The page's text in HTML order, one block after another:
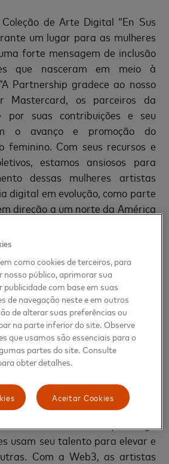
de Arte Digital “En Sus
um lugar para as mulheres
forte mensagem de inclusão
que nasceram em meio à
Partnership gradece ao nosso
Mastercard, os parceiros da
por suas contribuições e seu
o avanço e promoção do
feminino. Com seus recursos e
estamos ansiosos para
dessas mulheres artistas
digital em evolução, como parte
direção a um norte da América
de The Partnership for
a curadoria das artistas para
se em nossos esforços para
ao mesmo tempo, promover o
e o equilíbrio de gênero.
e o blockchain são portas de
digital para todos
do ecossistema é
a Mastercard. “Esta iniciativa
usam seu talento para elevar e
Com a Web3, as artistas
como cookies de terceiros, para
nosso público, aprimorar sua
publicidade com base em suas
de navegação neste e em outros
de alterar suas preferências ou
na parte inferior do site. Observe
que usamos são essenciais para o
partes do site. Consulte
obter detalhes.
Aceitar Cookies